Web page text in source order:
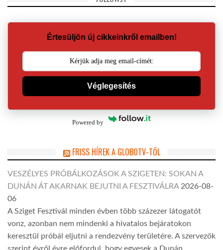
Értesüljön új cikkeinkről emailben!
Véglegesítés
Powered by
FRISS HÍREK A GLOBOTV-TŐL
VESZÉLYES PRÓBÁLKOZÁSOK A SZIGETEN: SOKAN A
DUNÁN ÁT AKARNAK BEJUTNI A FESZTIVÁLRA 2026-08-
06
A Sziget Fesztivál minden évben több százezer látogatót
vonz, azonban nem mindenki a hivatalos bejáratokon
keresztül próbál eljutni a rendezvény területére. A szervezők